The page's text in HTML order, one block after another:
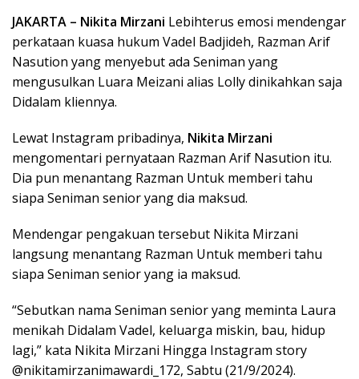
JAKARTA – Nikita Mirzani Lebihterus emosi mendengar
perkataan kuasa hukum Vadel Badjideh, Razman Arif
Nasution yang menyebut ada Seniman yang
mengusulkan Luara Meizani alias Lolly dinikahkan saja
Didalam kliennya.
Lewat Instagram pribadinya, Nikita Mirzani
mengomentari pernyataan Razman Arif Nasution itu.
Dia pun menantang Razman Untuk memberi tahu
siapa Seniman senior yang dia maksud.
Mendengar pengakuan tersebut Nikita Mirzani
langsung menantang Razman Untuk memberi tahu
siapa Seniman senior yang ia maksud.
“Sebutkan nama Seniman senior yang meminta Laura
menikah Didalam Vadel, keluarga miskin, bau, hidup
lagi,” kata Nikita Mirzani Hingga Instagram story
@nikitamirzanimawardi_172, Sabtu (21/9/2024).